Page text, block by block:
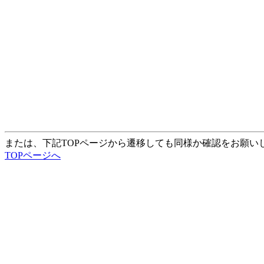
または、下記TOPページから遷移しても同様か確認をお願い
TOPページへ